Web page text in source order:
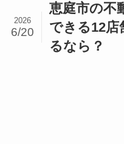
恵庭市の不
できる12店
るなら？
2026
6/20